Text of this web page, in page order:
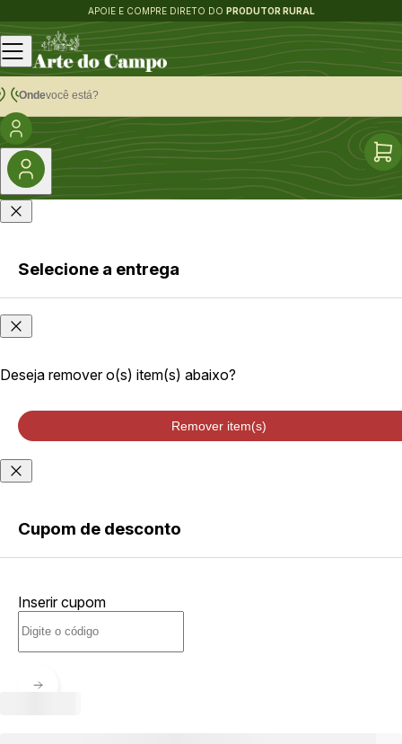
APOIE E COMPRE DIRETO DO PRODUTOR RURAL
Ondevocê está?
Faça login
ou cadastre-
se
CRIAR
CONTA
Acessar com senha
Onde
você
está?
velocidade de
entrega podem
variar de acordo
com a região
Selecione a entrega
Deseja remover o(s) item(s) abaixo?
Remover item(s)
Cupom de desconto
Inserir cupom